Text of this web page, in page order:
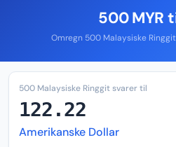
500 MYR
Omregn 500 Malaysiske
500 Malaysiske Ringgit svarer til
122.22
Amerikanske Dollar